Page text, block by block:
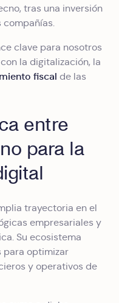
tras una inversión
clave para nosotros
la digitalización, la
fiscal de las
entre
para la
trayectoria en el
empresariales y
Su ecosistema
para optimizar
y operativos de